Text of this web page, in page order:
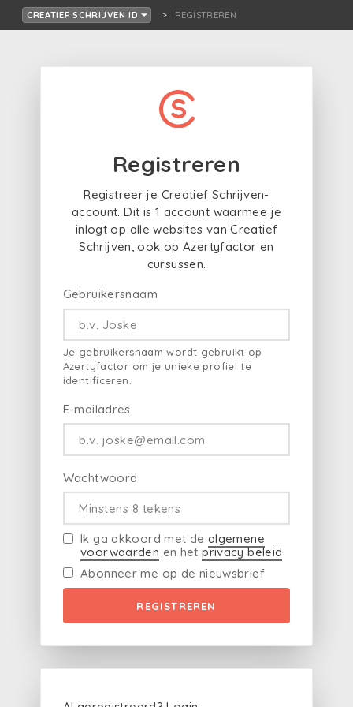
CREATIEF SCHRIJVEN ID REGISTREREN
Registreren
Registreer je Creatief Schrijven-
account. Dit is 1 account waarmee je
inlogt op alle websites van Creatief
Schrijven, ook op Azertyfactor en
cursussen.
Gebruikersnaam
Je gebruikersnaam wordt gebruikt op
Azertyfactor om je unieke profiel te
identificeren.
E-mailadres
Wachtwoord
Ik ga akkoord met de algemene
voorwaarden en hetprivacy beleid
Abonneer me op de nieuwsbrief
REGISTREREN